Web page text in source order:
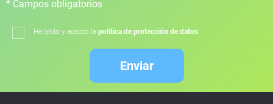
* Campos obligatorios
He leído y acepto la política de protección de datos
Enviar